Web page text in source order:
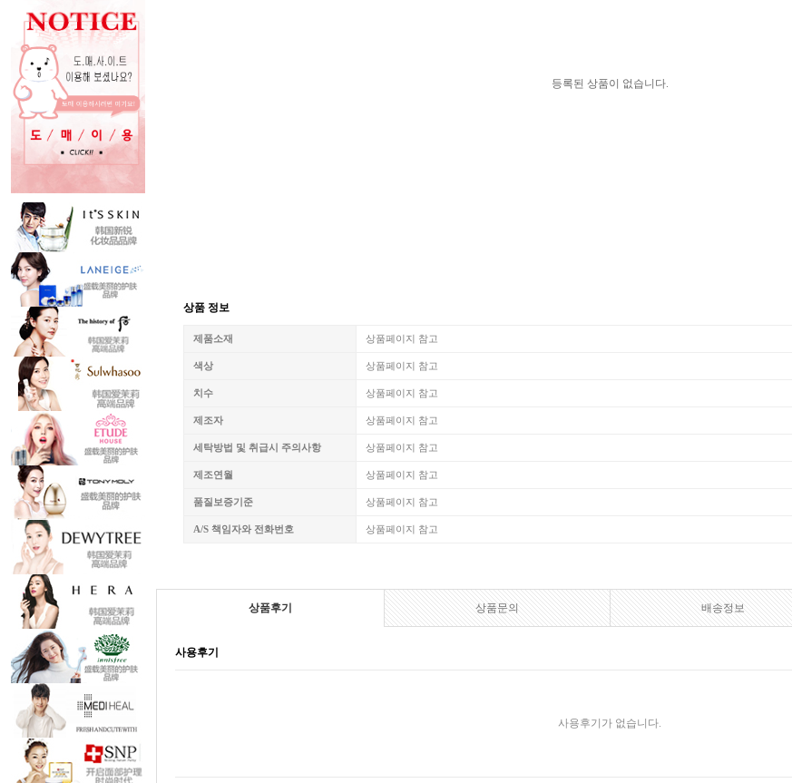
등록된 상품이 없습니다.
상품 정보
제품소재 상품페이지 참고
색상 상품페이지 참고
치수 상품페이지 참고
제조자 상품페이지 참고
세탁방법 및 취급시 주의사항 상품페이지 참고
제조연월 상품페이지 참고
품질보증기준 상품페이지 참고
A/S 책임자와 전화번호 상품페이지 참고
상품후기 상품문의 배송정보
사용후기
사용후기가 없습니다.